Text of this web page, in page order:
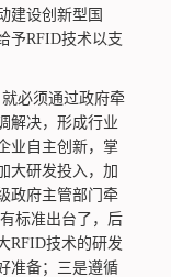
建设创新型国
予RFID技术以支
必须通过政府牵
解决，形成行业
业自主创新，掌
大研发投入，加
政府主管部门牵
标准出台了，后
RFID技术的研发
准备；三是遵循